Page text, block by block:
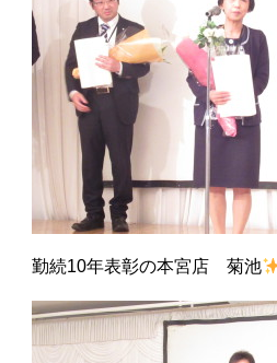
勤続10年表彰の本宮店 菊池